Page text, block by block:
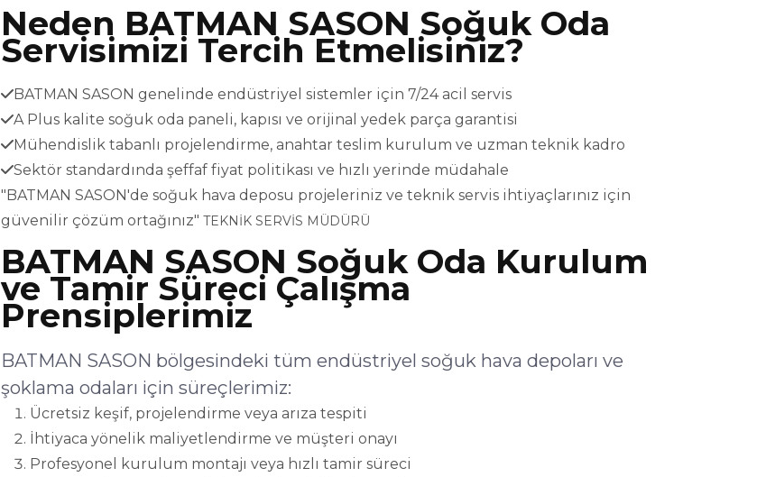
Neden BATMAN SASON Soğuk Oda
Servisimizi Tercih Etmelisiniz?
BATMAN SASON genelinde endüstriyel sistemler için 7/24 acil servis
A Plus kalite soğuk oda paneli, kapısı ve orijinal yedek parça garantisi
Mühendislik tabanlı projelendirme, anahtar teslim kurulum ve uzman teknik kadro
Sektör standardında şeffaf fiyat politikası ve hızlı yerinde müdahale
"BATMAN SASON'de soğuk hava deposu projeleriniz ve teknik servis ihtiyaçlarınız için
güvenilir çözüm ortağınız" TEKNİK SERVİS MÜDÜRÜ
BATMAN SASON Soğuk Oda Kurulum
ve Tamir Süreci Çalışma
Prensiplerimiz
BATMAN SASON bölgesindeki tüm endüstriyel soğuk hava depoları ve
şoklama odaları için süreçlerimiz:
Ücretsiz keşif, projelendirme veya arıza tespiti
İhtiyaca yönelik maliyetlendirme ve müşteri onayı
Profesyonel kurulum montajı veya hızlı tamir süreci